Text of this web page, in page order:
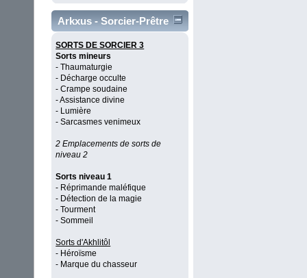
Arkxus - Sorcier-Prêtre
SORTS DE SORCIER 3
Sorts mineurs
- Thaumaturgie
- Décharge occulte
- Crampe soudaine
- Assistance divine
- Lumière
- Sarcasmes venimeux
2 Emplacements de sorts de
niveau 2
Sorts niveau 1
- Réprimande maléfique
- Détection de la magie
- Tourment
- Sommeil
Sorts d'Akhlitôl
- Héroïsme
- Marque du chasseur